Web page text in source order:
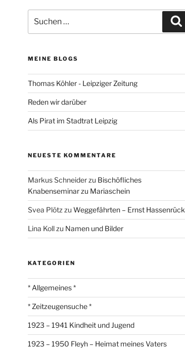
nach:
MEINE BLOGS
Thomas Köhler - Leipziger Zeitung
Reden wir darüber
Als Pirat im Stadtrat Leipzig
NEUESTE KOMMENTARE
Markus Schneiderzu Bischöfliches
Knabenseminar zu Mariaschein
Svea Plötz zu Weggefährten – Ernst Hassenrück
Lina Kollzu Namen und Bilder
KATEGORIEN
* Allgemeines *
* Zeitzeugensuche *
1923 – 1941 Kindheit und Jugend
1923 – 1950 Fleyh – Heimat meines Vaters